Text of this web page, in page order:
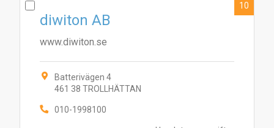
diwiton AB
www.diwiton.se
Batterivägen 4
461 38 TROLLHÄTTAN
010-1998100
10